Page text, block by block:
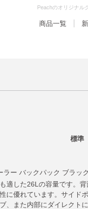
Peachのオリジナル
商品一覧
標準
ー バックパック ブラック
適した26Lの容量です。背
に優れています。サイド
、また内部にダイレクト